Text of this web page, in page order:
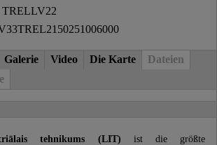
TRELLV22
Galerie Video Die Karte
Dateien
tehnikums (LIT) ist die größte